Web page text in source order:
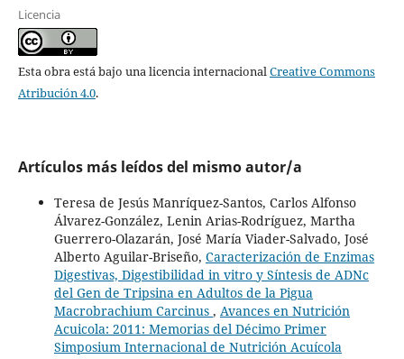
Licencia
Esta obra está bajo una licencia internacional Creative Commons
Atribución 4.0.
Artículos más leídos del mismo autor/a
Teresa de Jesús Manríquez-Santos, Carlos Alfonso
Álvarez-González, Lenin Arias-Rodríguez, Martha
Guerrero-Olazarán, José María Viader-Salvado, José
Alberto Aguilar-Briseño, Caracterización de Enzimas
Digestivas, Digestibilidad in vitro y Síntesis de ADNc
del Gen de Tripsina en Adultos de la Pigua
Macrobrachium Carcinus , Avances en Nutrición
Acuicola: 2011: Memorias del Décimo Primer
Simposium Internacional de Nutrición Acuícola